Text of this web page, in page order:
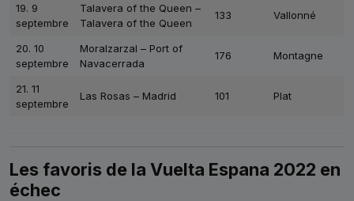
19. 9
septembre
Talavera of the Queen –
Talavera of the Queen
133 Vallonné
20. 10
septembre
Moralzarzal – Port of
Navacerrada
176 Montagne
21. 11
septembre
Las Rosas – Madrid 101 Plat
Les favoris de la Vuelta Espana 2022 en
échec